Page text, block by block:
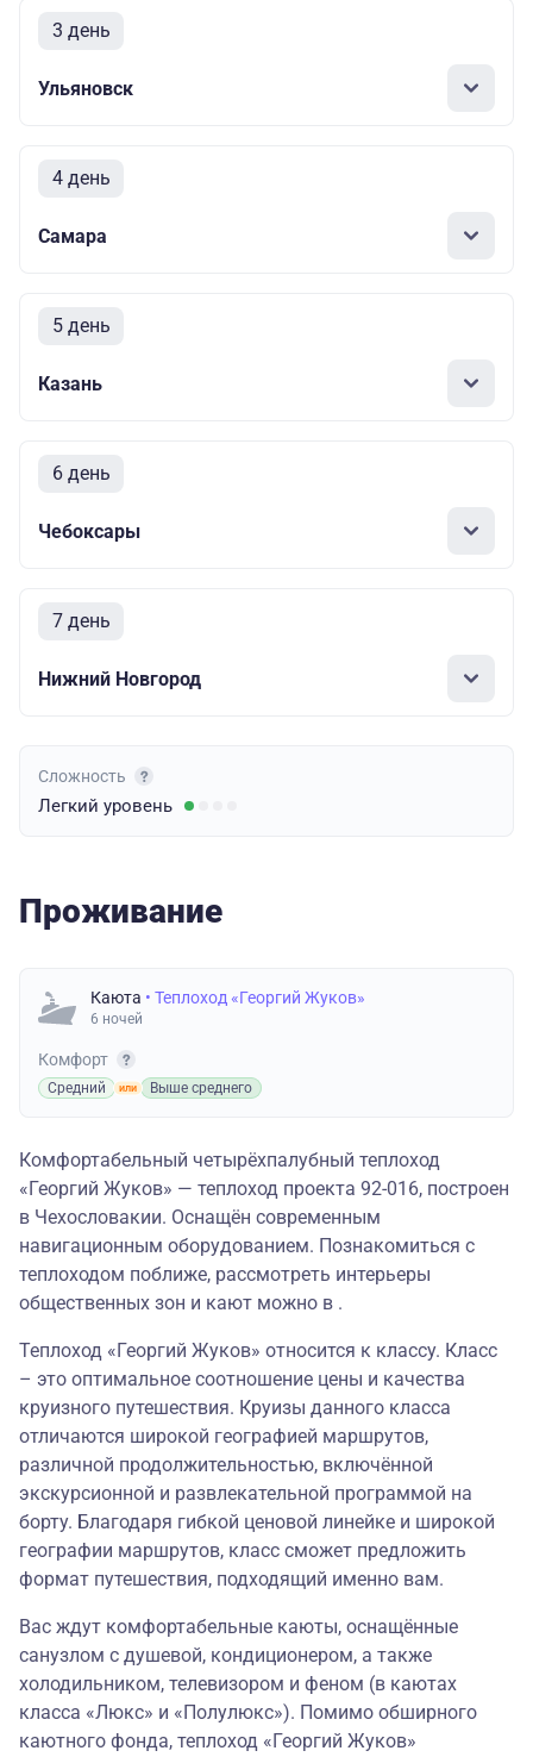
3 день
Ульяновск
4 день
Самара
5 день
Казань
6 день
Чебоксары
7 день
Нижний Новгород
Сложность
Легкий уровень
Проживание
Каюта • Теплоход «Георгий Жуков»
6 ночей
Комфорт
Средний Выше среднего
Комфортабельный четырёхпалубный теплоход
«Георгий Жуков» — теплоход проекта 92-016, построен
в Чехословакии. Оснащён современным
навигационным оборудованием. Познакомиться с
теплоходом поближе, рассмотреть интерьеры
общественных зон и кают можно в .
Теплоход «Георгий Жуков» относится к классу. Класс
– это оптимальное соотношение цены и качества
круизного путешествия. Круизы данного класса
отличаются широкой географией маршрутов,
различной продолжительностью, включённой
экскурсионной и развлекательной программой на
борту. Благодаря гибкой ценовой линейке и широкой
географии маршрутов, класс сможет предложить
формат путешествия, подходящий именно вам.
Вас ждут комфортабельные каюты, оснащённые
санузлом с душевой, кондиционером, а также
холодильником, телевизором и феном (в каютах
класса «Люкс» и «Полулюкс»). Помимо обширного
каютного фонда, теплоход «Георгий Жуков»